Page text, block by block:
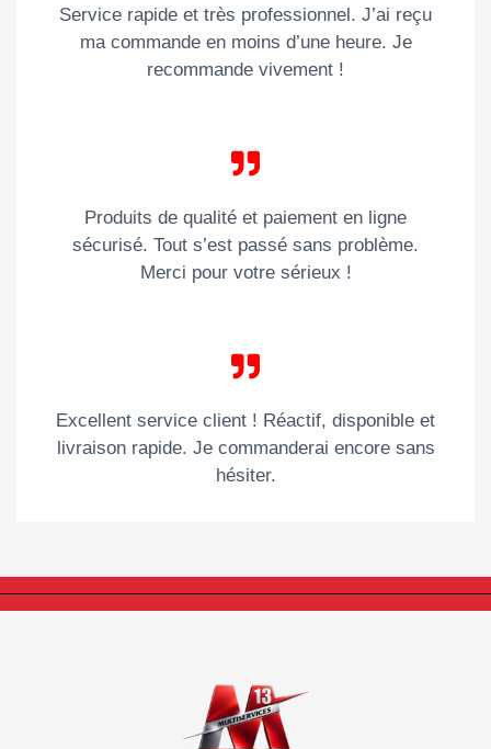
Service rapide et très professionnel. J’ai reçu
ma commande en moins d’une heure. Je
recommande vivement !
Produits de qualité et paiement en ligne
sécurisé. Tout s’est passé sans problème.
Merci pour votre sérieux !
Excellent service client ! Réactif, disponible et
livraison rapide. Je commanderai encore sans
hésiter.